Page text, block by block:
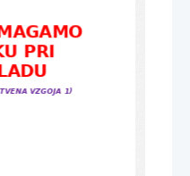
PRI
VZGOJA 1)